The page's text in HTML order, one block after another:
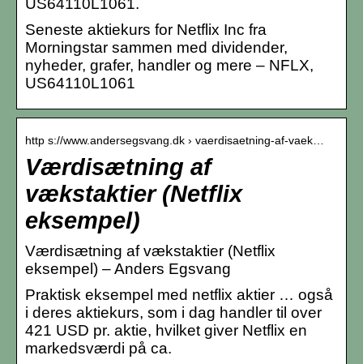
US64110L1061.
Seneste aktiekurs for Netflix Inc fra
Morningstar sammen med dividender,
nyheder, grafer, handler og mere – NFLX,
US64110L1061
http s://www.andersegsvang.dk › vaerdisaetning-af-vaek…
Værdisætning af
vækstaktier (Netflix
eksempel)
Værdisætning af vækstaktier (Netflix
eksempel) – Anders Egsvang
Praktisk eksempel med netflix aktier … også
i deres aktiekurs, som i dag handler til over
421 USD pr. aktie, hvilket giver Netflix en
markedsværdi på ca.